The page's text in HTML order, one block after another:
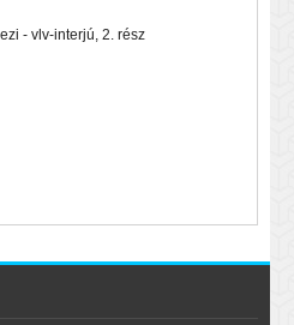
- vlv-interjú, 2. rész